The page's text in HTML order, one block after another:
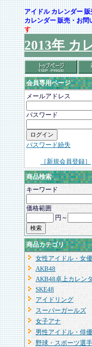
アイドル カレンダー
カレンダー 販売・お問
す
2013年 カ
会員専用ページ
メールアドレス
パスワード
パスワード紛失
［新規会員登録］
商品検索
キーワード
価格範囲
円～
商品カテゴリ
女性アイドル・女優
AKB48
AKB48卓上カレン
SKE48
アイドリング
スーパーガールズ
女子アナ
男性アイドル・俳優
野球・スポーツ選手